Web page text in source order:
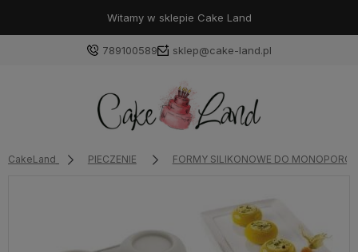
Witamy w sklepie Cake Land
789100589 sklep@cake-land.pl
CakeLand PIECZENIE FORMY SILIKONOWE DO